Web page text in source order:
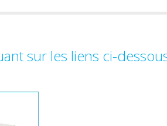
sur les liens ci-